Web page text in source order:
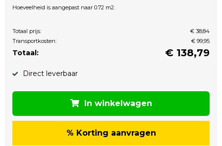
Hoeveelheid is aangepast naar 0.72 m2.
Totaal prijs:
€ 38,84
Transportkosten:
€ 99,95
Totaal: € 138,79
Direct leverbaar
In winkelwagen
% Korting aanvragen